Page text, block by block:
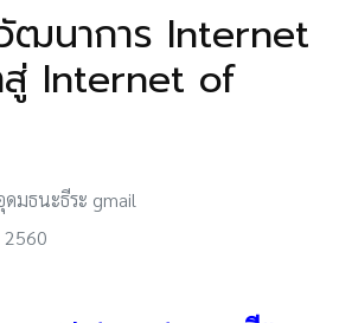
ฒนาการ Internet
สู่ Internet of
มธนะธีระ gmail
2560